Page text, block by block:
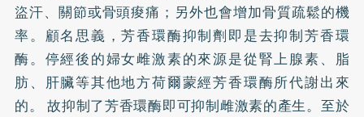
盜汗、關節或骨頭痠痛；另外也會增加骨質疏鬆的機
率。顧名思義，芳香環酶抑制劑即是去抑制芳香環
酶。停經後的婦女雌激素的來源是從腎上腺素、脂
肪、肝臟等其他地方荷爾蒙經芳香環酶所代謝出來
的。 故抑制了芳香環酶即可抑制雌激素的產生。至於